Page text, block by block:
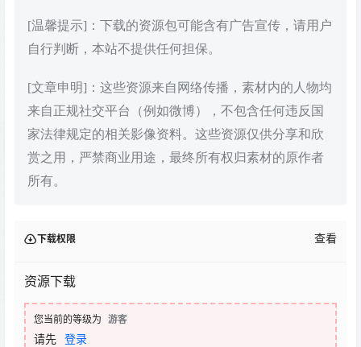
[温馨提示]：下载的资源包可能含有广告宣传，请用户
自行判断，本站不提供任何担保。
[文章申明]：这些资源来自网络传播，素材内的人物均
来自正规社交平台（例如微博），不包含任何违反国
家法律规定的相关影像资料。这些资源仅供分享和欣
赏之用，严禁商业用途，最终所有权归素材的原作者
所有。
下载权限 查看
资源下载
您当前的等级为 游客
请先 登录